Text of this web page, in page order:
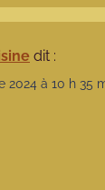
dit :
2024 à 10 h 35